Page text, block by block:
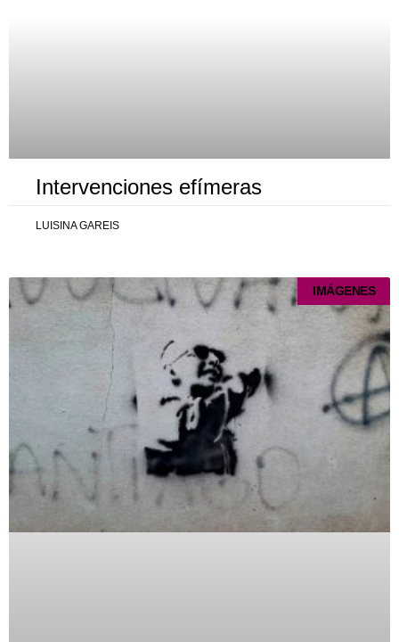
Intervenciones efímeras
LUISINA GAREIS
IMÁGENES